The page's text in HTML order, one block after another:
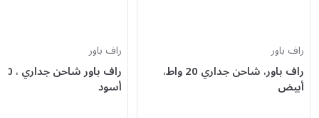
راف باور
راف باور، شاحن جداري 20 واط،
أبيض
راف باور
أسود